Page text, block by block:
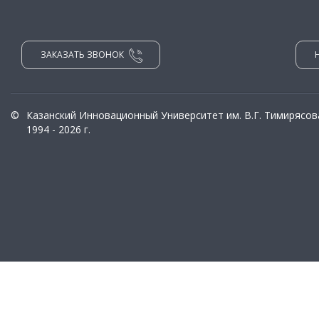
ЗАКАЗАТЬ ЗВОНОК
©
Казанский Инновационный Университет им. В.Г.
1994 - 2026 г.